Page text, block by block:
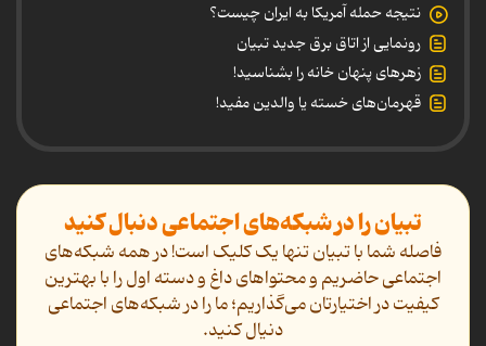
نتیجه حمله آمریکا به ایران چیست؟
رونمایی از اتاق برق جدید تبیان
زهرهای پنهان خانه را بشناسید!
قهرمان‌های خسته یا والدین مفید!
تبیان را در شبکه‌های اجتماعی دنبال کنید
فاصله شما با تبیان تنها یک کلیک است! در همه شبکه‌های
اجتماعی حاضریم و محتواهای داغ و دسته اول را با بهترین
کیفیت در اختیارتان می‌گذاریم؛ ما را در شبکه‌های اجتماعی
دنیال کنید.